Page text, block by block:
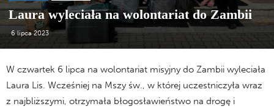
Laura wyleciała na wolontariat do Zambii
6 lipca 2023
W czwartek 6 lipca na wolontariat misyjny do Zambii wyleciała
Laura Lis. Wcześniej na Mszy św., w której uczestniczyła wraz
z najbliższymi, otrzymała błogosławieństwo na drogę i